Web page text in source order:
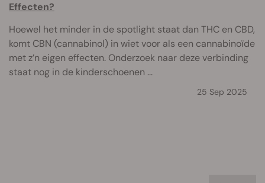
Effecten?
Hoewel het minder in de spotlight staat dan THC en CBD,
komt CBN (cannabinol) in wiet voor als een cannabinoïde
met z’n eigen effecten. Onderzoek naar deze verbinding
staat nog in de kinderschoenen ...
25 Sep 2025